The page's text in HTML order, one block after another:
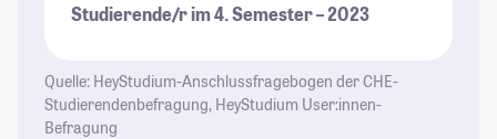
Studierende/r im 4. Semester – 2023
Quelle: HeyStudium-Anschlussfragebogen der CHE-
Studierendenbefragung, HeyStudium User:innen-
Befragung